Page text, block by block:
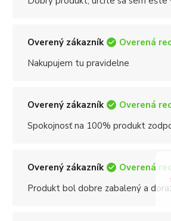
Overený zákazník Overená
Nakupujem tu pravidelne
Overený zákazník Overená
Spokojnosť na 100% produkt
Overený zákazník Overená
Produkt bol dobre zabalený a